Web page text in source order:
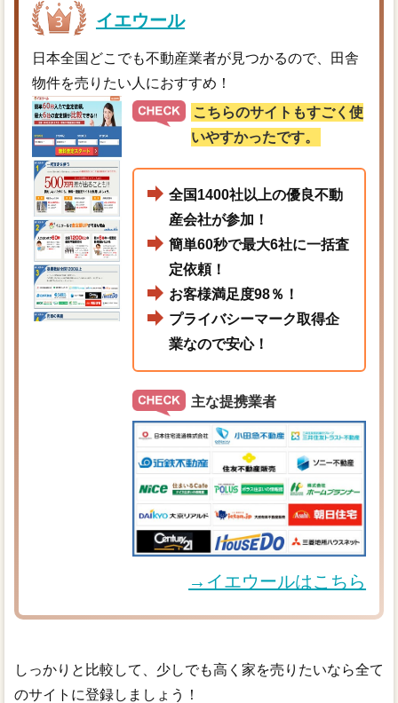
イエウール
日本全国どこでも不動産業者が見つかるので、田舎
物件を売りたい人におすすめ！
こちらのサイトもすごく使
いやすかったです。
全国1400社以上の優良不動
産会社が参加！
簡単60秒で最大6社に一括査
定依頼！
お客様満足度98％！
プライバシーマーク取得企
業なので安心！
主な提携業者
→イエウールはこちら
しっかりと比較して、少しでも高く家を売りたいなら全て
のサイトに登録しましょう！